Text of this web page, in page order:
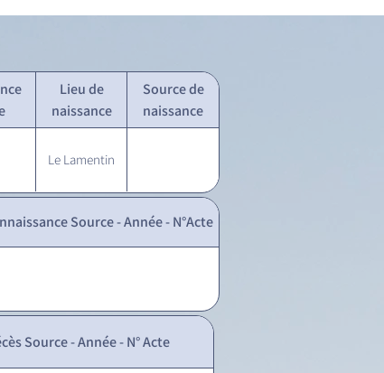
Lieu de
naissance
Source de
naissance
Le Lamentin
Source - Année - N°Acte
Source - Année - N° Acte